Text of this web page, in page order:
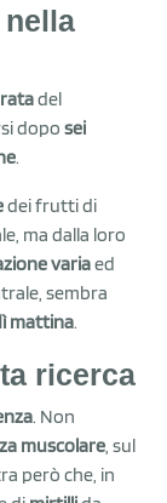
del
dopo sei
.
dei frutti di
ma dalla loro
variaed
sembra
mattina.
ricerca
. Non
muscolare , sul
però che, in